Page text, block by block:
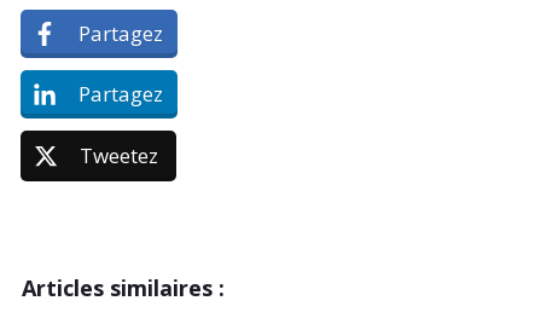
Partagez
Partagez
Tweetez
Articles similaires :